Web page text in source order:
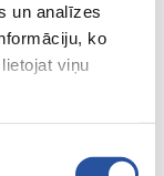
un analīzes
ko
viņu
meie